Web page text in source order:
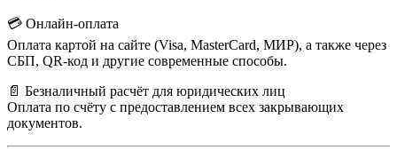
💳 Онлайн-оплата
Оплата картой на сайте (Visa, MasterCard, МИР), а также через
СБП, QR-код и другие современные способы.
📄 Безналичный расчёт для юридических лиц
Оплата по счёту с предоставлением всех закрывающих
документов.